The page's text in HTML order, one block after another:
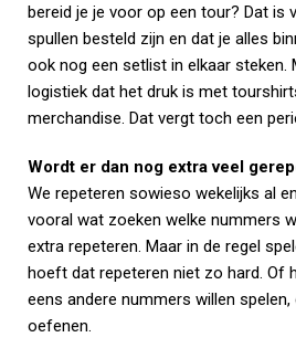
bereid je je voor op een tour? Dat is
spullen besteld zijn en dat je alles
ook nog een setlist in elkaar steken.
logistiek dat het druk is met
merchandise. Dat vergt toch een
Wordt er dan nog extra veel
We repeteren sowieso wekelijks al
vooral wat zoeken welke nummers
extra repeteren. Maar in de regel
hoeft dat repeteren niet zo hard. Of
eens andere nummers willen
oefenen.